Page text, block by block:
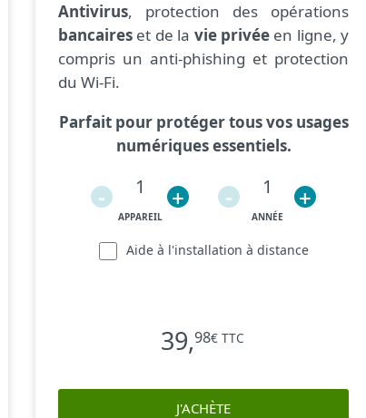
Antivirus, protection des opérations
bancaires et de la vie privéeen ligne, y
compris un anti-phishing et protection
du Wi-Fi.
Parfait pour protéger tous vos usages
numériques essentiels.
- 1 +
APPAREIL
- 1 +
ANNÉE
Aide à l'installation à distance
39,98€ TTC
J'ACHÈTE